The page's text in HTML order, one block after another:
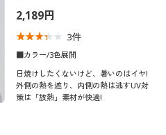
40代
2,189円
3件
■カラー/3色展開
日焼けしたくないけど、暑いのはイヤ!
外側の熱を遮り、内側の熱は逃すUV対
策は「放熱」素材が快適!